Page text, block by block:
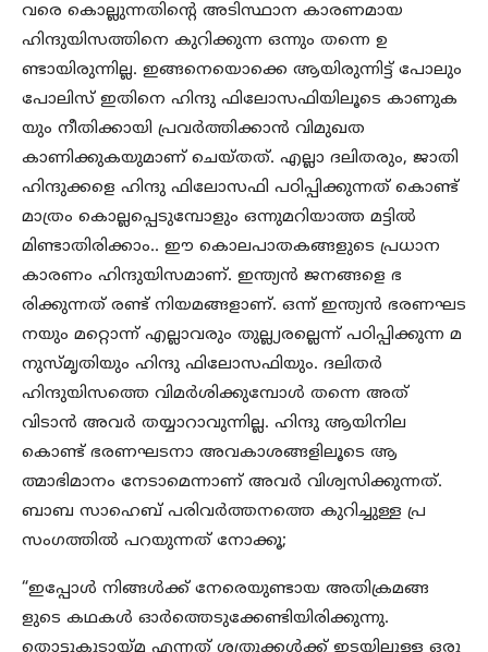
വരെ കൊല്ലുന്നതിന്റെ അടിസ്ഥാന കാരണമായ
ഹിന്ദുയിസത്തിനെ കുറിക്കുന്ന ഒന്നും തന്നെ ഉ
ണ്ടായിരുന്നില്ല. ഇങ്ങനെയൊക്കെ ആയിരുന്നിട്ട് പോലും
പോലിസ് ഇതിനെ ഹിന്ദു ഫിലോസഫിയിലൂടെ കാണുക
യും നീതിക്കായി പ്രവർത്തിക്കാൻ വിമുഖത
കാണിക്കുകയുമാണ് ചെയ്തത്. എല്ലാ ദലിതരും, ജാതി
ഹിന്ദുക്കളെ ഹിന്ദു ഫിലോസഫി പഠിപ്പിക്കുന്നത് കൊണ്ട്
മാത്രം കൊല്ലപ്പെടുമ്പോളും ഒന്നുമറിയാത്ത മട്ടിൽ
മിണ്ടാതിരിക്കാം.. ഈ കൊലപാതകങ്ങളുടെ പ്രധാന
കാരണം ഹിന്ദുയിസമാണ്. ഇന്ത്യൻ ജനങ്ങളെ ഭ
രിക്കുന്നത് രണ്ട് നിയമങ്ങളാണ്. ഒന്ന് ഇന്ത്യൻ ഭരണഘട
നയും മറ്റൊന്ന് എല്ലാവരും തുല്ല്യരല്ലെന്ന് പഠിപ്പിക്കുന്ന മ
നുസ്മൃതിയും ഹിന്ദു ഫിലോസഫിയും. ദലിതർ
ഹിന്ദുയിസത്തെ വിമർശിക്കുമ്പോൾ തന്നെ അത്
വിടാൻ അവർ തയ്യാറാവുന്നില്ല. ഹിന്ദു ആയിനില
കൊണ്ട് ഭരണഘടനാ അവകാശങ്ങളിലൂടെ ആ
ത്മാഭിമാനം നേടാമെന്നാണ് അവർ വിശ്വസിക്കുന്നത്.
ബാബ സാഹെബ് പരിവർത്തനത്തെ കുറിച്ചുള്ള പ്ര
സംഗത്തിൽ പറയുന്നത് നോക്കൂ;
“ഇപ്പോൾ നിങ്ങൾക്ക് നേരെയുണ്ടായ അതിക്രമങ്ങ
ളുടെ കഥകൾ ഓർത്തെടുക്കേണ്ടിയിരിക്കുന്നു.